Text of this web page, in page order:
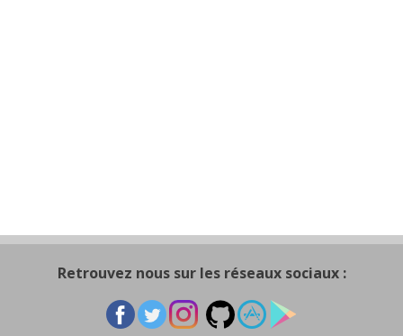
Retrouvez nous sur les réseaux sociaux :